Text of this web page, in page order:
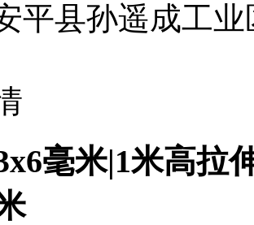
平县孙遥成工业
毫米|1米高拉